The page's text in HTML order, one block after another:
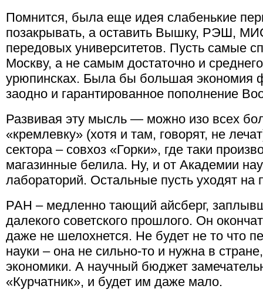
Помнится, была еще идея слабенькие
позакрывать, а оставить Вышку, РЭШ,
передовых университетов. Пусть самые
Москву, а не самым достаточно и
урюпинсках. Была бы большая экономия
заодно и гарантированное пополнение
Развивая эту мысль — можно изо всех
«кремлевку» (хотя и там, говорят, не
сектора – совхоз «Горки», где таки
магазинные белила. Ну, и от Академии
лабораторий. Остальные пусть уходят на
РАН – медленно тающий айсберг,
далекого советского прошлого. Он
даже не шелохнется. Не будет не то что
науки – она не сильно-то и нужна в
экономики. А научный бюджет
«Курчатник», и будет им даже мало.